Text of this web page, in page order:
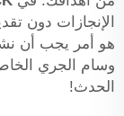
الإنجازات دون
هو أمر يجب أن
وسام الجري
الحدث!